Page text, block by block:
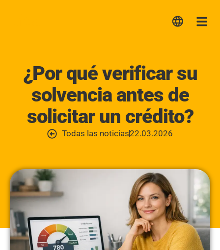
¿Por qué verificar su
solvencia antes de
solicitar un crédito?
Todas las noticias22.03.2026